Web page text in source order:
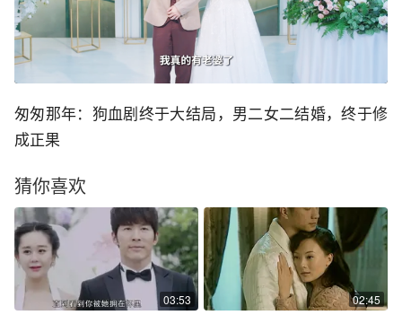
匆匆那年：狗血剧终于大结局，男二女二结婚，终于修
成正果
猜你喜欢
03:53 02:45